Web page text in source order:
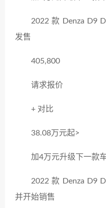
2022 款 Denza D9
发售
405,800
请求报价
+ 对比
38.08万元起>
加4万元升级下一款
2022 款 Denza D9
并开始销售